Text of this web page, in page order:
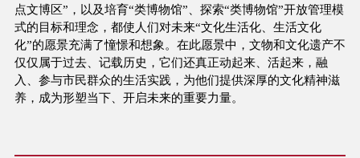
点文博区”，以及培育“类博物馆”、探索“类博物馆”开放管理模
式的目标和理念，都使人们对未来“文化生活化、生活文化
化”的愿景充满了憧憬和想象。在此愿景中，文物和文化遗产不
仅仅属于过去、记载历史，它们还真正动起来、活起来，融
入、参与市民群众的生活实践，为他们提供深厚的文化精神滋
养，成为形塑当下、开启未来的重要力量。